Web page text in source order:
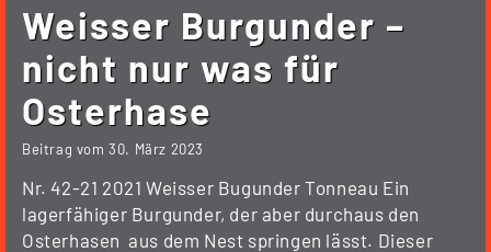
Weisser Burgunder –
nicht nur was für
Osterhase
Beitrag vom30. März 2023
Nr. 42-21 2021 Weisser Bugunder Tonneau Ein
lagerfähiger Burgunder, der aber durchaus den
Osterhasen aus dem Nest springen lässt. Dieser